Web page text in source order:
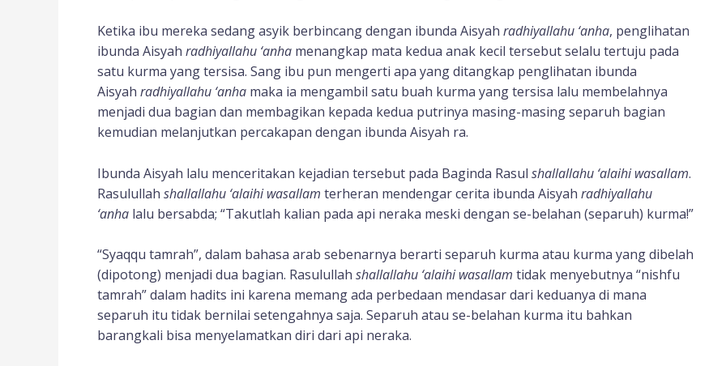
Ketika ibu mereka sedang asyik berbincang dengan ibunda Aisyah radhiyallahu ‘anha, penglihatan
ibunda Aisyah radhiyallahu ‘anha menangkap mata kedua anak kecil tersebut selalu tertuju pada
satu kurma yang tersisa. Sang ibu pun mengerti apa yang ditangkap penglihatan ibunda
Aisyah radhiyallahu ‘anha maka ia mengambil satu buah kurma yang tersisa lalu membelahnya
menjadi dua bagian dan membagikan kepada kedua putrinya masing-masing separuh bagian
kemudian melanjutkan percakapan dengan ibunda Aisyah ra.
Ibunda Aisyah lalu menceritakan kejadian tersebut pada Baginda Rasul shallallahu ‘alaihi wasallam.
Rasulullah shallallahu ‘alaihi wasallam terheran mendengar cerita ibunda Aisyah radhiyallahu
‘anha lalu bersabda; “Takutlah kalian pada api neraka meski dengan se-belahan (separuh) kurma!”
“Syaqqu tamrah”, dalam bahasa arab sebenarnya berarti separuh kurma atau kurma yang dibelah
(dipotong) menjadi dua bagian. Rasulullah shallallahu ‘alaihi wasallam tidak menyebutnya “nishfu
tamrah” dalam hadits ini karena memang ada perbedaan mendasar dari keduanya di mana
separuh itu tidak bernilai setengahnya saja. Separuh atau se-belahan kurma itu bahkan
barangkali bisa menyelamatkan diri dari api neraka.